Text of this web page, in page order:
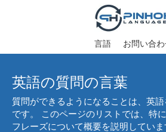
言語 お問い合
英語の質問の言葉
質問ができるようになることは、英
です。 このページのリストでは、特
フレーズについて概要を説明してい